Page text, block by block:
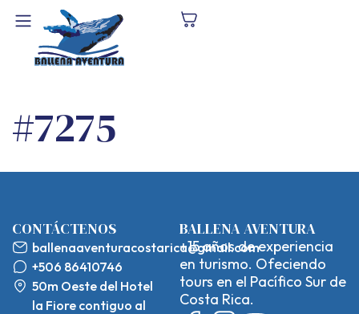
#7275
CONTÁCTENOS
ballenaaventuracostarica@gmail.com
+506 86410746
50m Oeste del Hotel
la Fiore contiguo al
BALLENA AVENTURA
+15 años de experiencia
en turismo. Ofeciendo
tours en el Pacífico Sur de
Costa Rica.